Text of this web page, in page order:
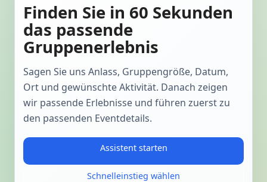
Finden Sie in 60 Sekunden
das passende
Gruppenerlebnis
Sagen Sie uns Anlass, Gruppengröße, Datum,
Ort und gewünschte Aktivität. Danach zeigen
wir passende Erlebnisse und führen zuerst zu
den passenden Eventdetails.
Assistent starten
Schnelleinstieg wählen